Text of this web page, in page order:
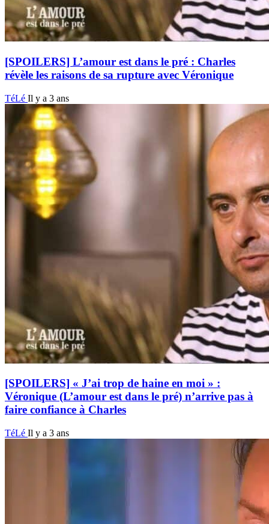
[SPOILERS] L’amour est dans le pré : Charles
révèle les raisons de sa rupture avec Véronique
TéLé Il y a 3 ans
[SPOILERS] « J’ai trop de haine en moi » :
Véronique (L’amour est dans le pré) n’arrive pas à
faire confiance à Charles
TéLé Il y a 3 ans